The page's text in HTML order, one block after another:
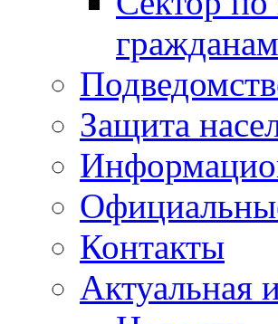
Защита
Контакты
Актуальная